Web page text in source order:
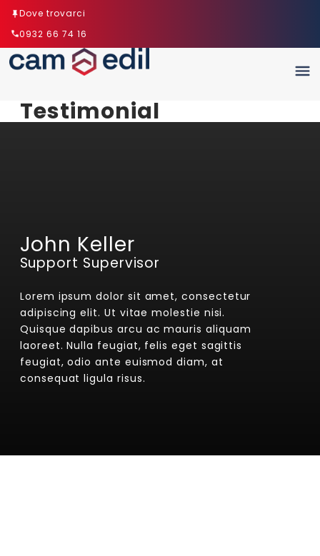
Dove trovarci
0932 66 74 16
Testimonial
John Keller
Support Supervisor
Lorem ipsum dolor sit amet, consectetur
adipiscing elit. Ut vitae molestie nisi.
Quisque dapibus arcu ac mauris aliquam
laoreet. Nulla feugiat, felis eget sagittis
feugiat, odio ante euismod diam, at
consequat ligula risus.